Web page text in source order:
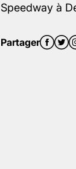
Speedway à
Partager